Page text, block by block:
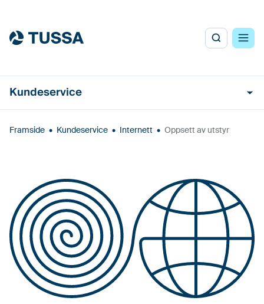
Kundeservice
Framside • Kundeservice • Internett • Oppsett av utstyr